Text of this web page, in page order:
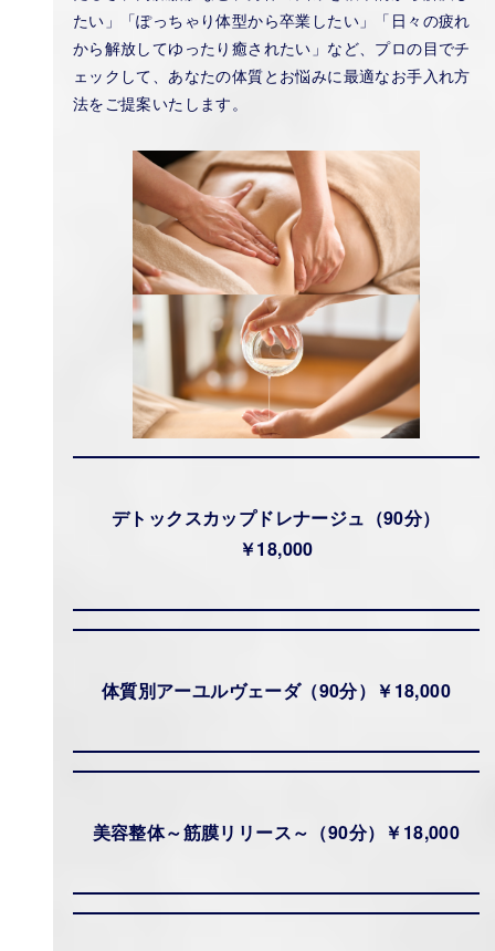
たい」「ぽっちゃり体型から卒業したい」「日々の疲れ
から解放してゆったり癒されたい」など、プロの目でチ
ェックして、あなたの体質とお悩みに最適なお手入れ方
法をご提案いたします。
デトックスカップドレナージュ（90分）
￥18,000
体質別アーユルヴェーダ（90分）￥18,000
美容整体～筋膜リリース～（90分）￥18,000